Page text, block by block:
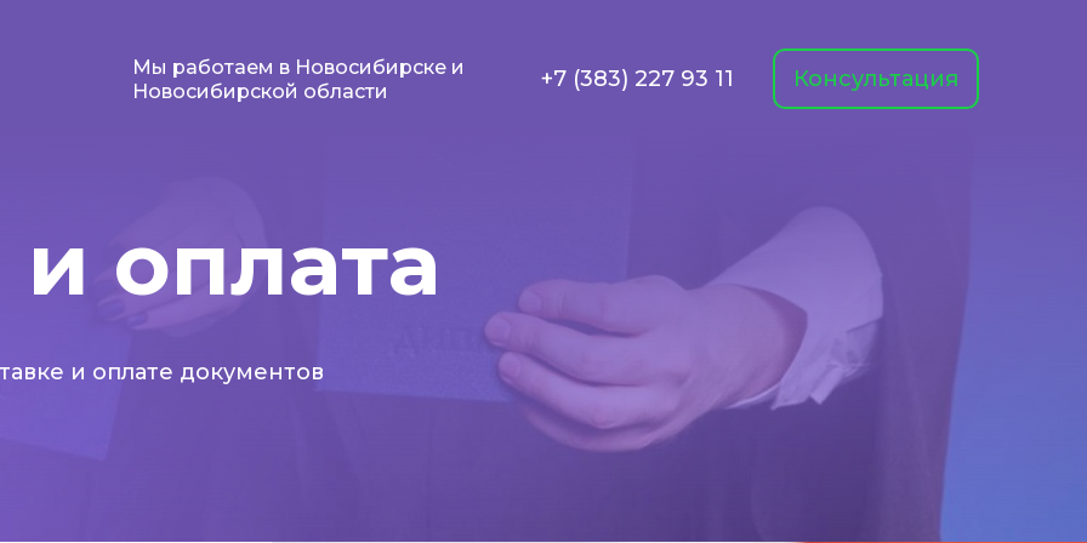
Мы работаем в Новосибирске и
Новосибирской области
+7 (383) 227 93 11 Консультация
оплата
и оплате документов